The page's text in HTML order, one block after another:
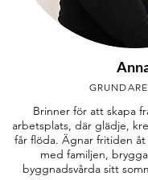
Brinner för att skapa
arbetsplats, där glädje,
får flöda. Ägnar fritiden
med familjen,
byggnadsvårda sitt